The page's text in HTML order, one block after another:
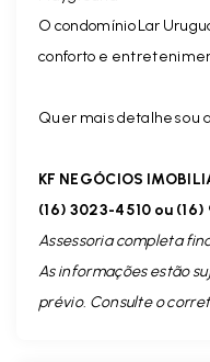
O condomínio Lar
conforto e
Quer mais detalhes ou
KF NEGÓCIOS
(16) 3023-4510 ou (16)
Assessoria completa
As informações estão
prévio. Consulte o